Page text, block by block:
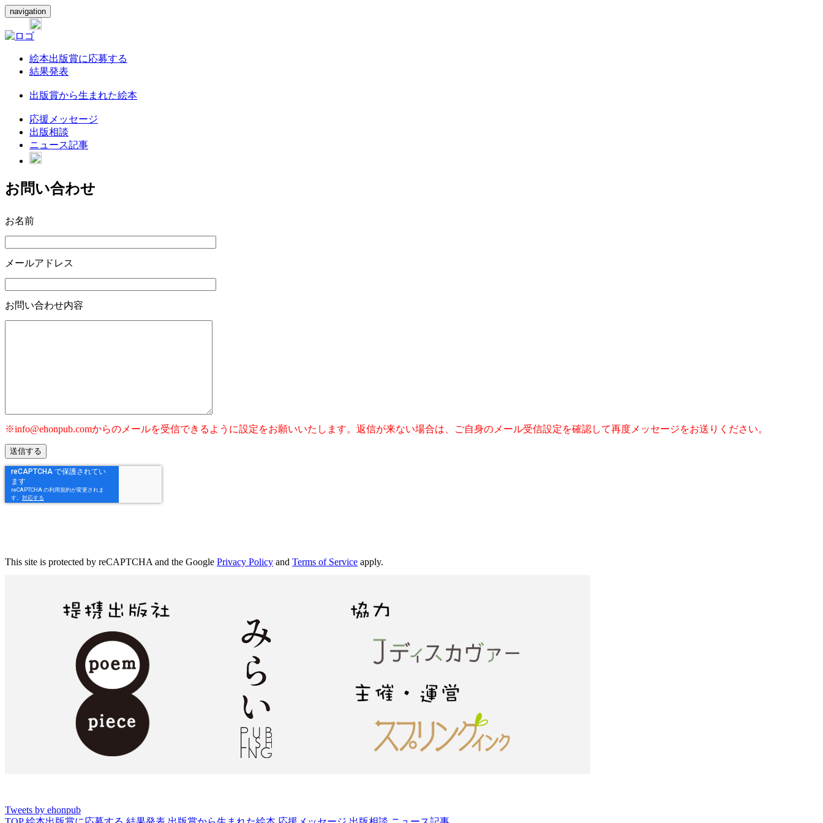
navigation
絵本出版賞に応募する
結果発表
出版賞から生まれた絵本
応援メッセージ
出版相談
ニュース記事
お問い合わせ
お名前
メールアドレス
お問い合わせ内容
※info@ehonpub.comからのメールを受信できるように設定をお願いいたします。返信が来ない場合は、ご自身のメール受信設定を確認して再度メッセージをお送りください。
This site is protected by reCAPTCHA and the Google Privacy Policy and Terms of Service apply.
Tweets by ehonpub